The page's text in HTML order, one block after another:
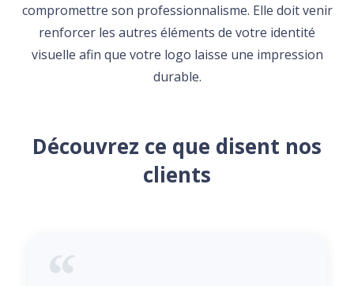
compromettre son professionnalisme. Elle doit venir
renforcer les autres éléments de votre identité
visuelle afin que votre logo laisse une impression
durable.
Découvrez ce que disent nos
clients